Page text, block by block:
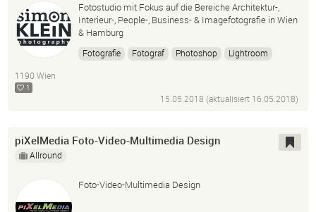
Fotostudio mit Fokus auf die Bereiche Architektur-,
Interieur-, People-, Business- & Imagefotografie in Wien
& Hamburg
Fotografie Fotograf Photoshop
Lightroom
Interieur
1190 Wien
1
15.05.2018 (aktualisiert 16.05.2018)
piXelMedia Foto-Video-Multimedia Design
Allround
Foto-Video-Multimedia Design